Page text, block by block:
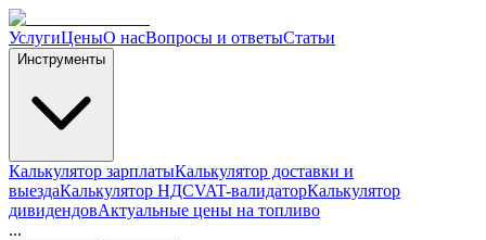
УслугиЦеныО насВопросы и ответыСтатьи
Инструменты
Калькулятор зарплатыКалькулятор доставки и
выездаКалькулятор НДСVAT-валидаторКалькулятор
дивидендовАктуальные цены на топливо
...